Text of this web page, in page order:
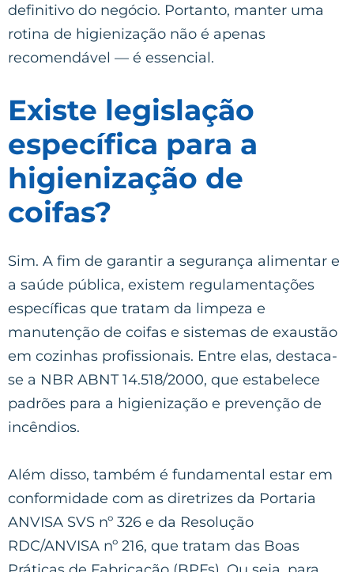
definitivo do negócio. Portanto, manter uma
rotina de higienização não é apenas
recomendável — é essencial.
Existe legislação
específica para a
higienização de
coifas?
Sim. A fim de garantir a segurança alimentar e
a saúde pública, existem regulamentações
específicas que tratam da limpeza e
manutenção de coifas e sistemas de exaustão
em cozinhas profissionais. Entre elas, destaca-
se a NBR ABNT 14.518/2000, que estabelece
padrões para a higienização e prevenção de
incêndios.
Além disso, também é fundamental estar em
conformidade com as diretrizes da Portaria
ANVISA SVS nº 326 e da Resolução
RDC/ANVISA nº 216, que tratam das Boas